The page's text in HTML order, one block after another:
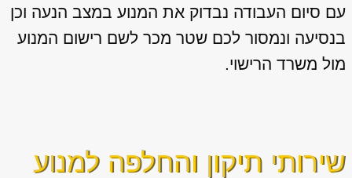
עם סיום העבודה נבדוק את המנוע במצב הנעה וכן
בנסיעה ונמסור לכם שטר מכר לשם רישום המנוע
מול משרד הרישוי.
שירותי תיקון והחלפה למנוע